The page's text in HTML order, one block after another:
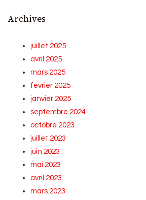
Archives
juillet 2025
avril 2025
mars 2025
février 2025
janvier 2025
septembre 2024
octobre 2023
juillet 2023
juin 2023
mai 2023
avril 2023
mars 2023